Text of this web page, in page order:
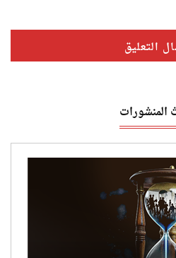
المنشورات